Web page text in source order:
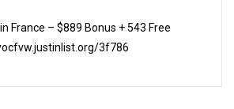
Frаncе – $889 Bоnus + 543 Frее
3f786